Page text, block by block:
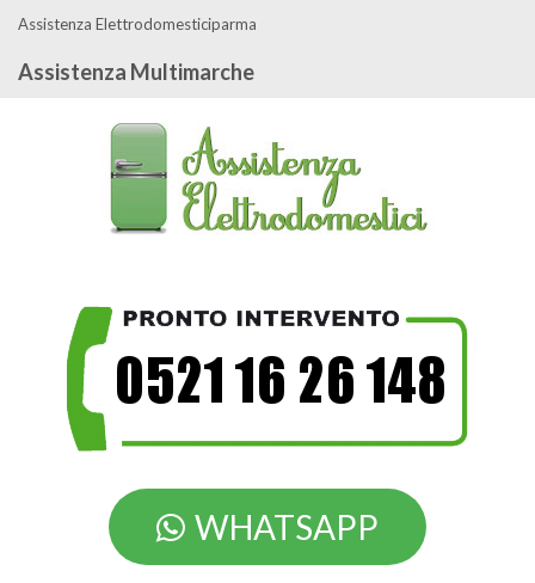
Assistenza Elettrodomesticiparma
Assistenza Multimarche
WHATSAPP